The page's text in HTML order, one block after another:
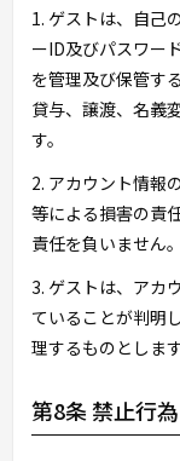
1. ゲストは、自己
ーID及びパスワー
を管理及び保管す
貸与、譲渡、名義
す。
2. アカウント情報
等による損害の責
責任を負いません。
3. ゲストは、アカ
ていることが判明
理するものとします
第8条 禁止行為